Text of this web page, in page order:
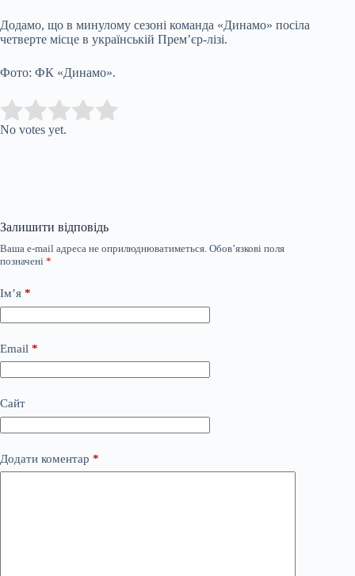
Додамо, що в минулому сезоні команда «Динамо» посіла
четверте місце в українській Прем’єр-лізі.
Фото: ФК «Динамо».
Rate this item:
No votes yet.
Залишити відповідь
Ваша e-mail адреса не оприлюднюватиметься. Обов’язкові поля
позначені *
Ім’я *
Email *
Сайт
Додати коментар *